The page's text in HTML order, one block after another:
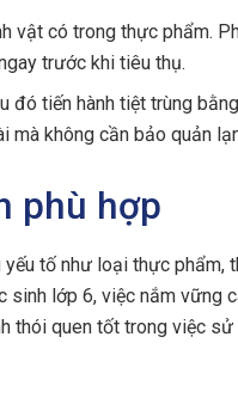
vật có trong thực phẩm.
trước khi tiêu thụ.
đó tiến hành tiệt trùng
mà không cần bảo quản
phù hợp
tố như loại thực phẩm,
lớp 6, việc nắm vững
thói quen tốt trong việc